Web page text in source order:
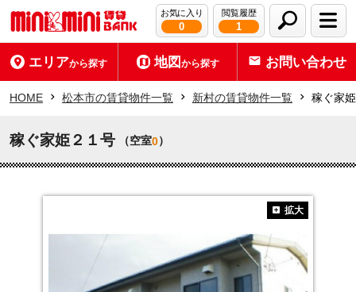
お気に入り
0
閲覧履歴
1
エリアから探す 地図から探す お問い合わせ
HOME 松本市の賃貸物件一覧 新村の賃貸物件一覧 稼ぐ家
稼ぐ家姫２１号 （空室0）
拡大